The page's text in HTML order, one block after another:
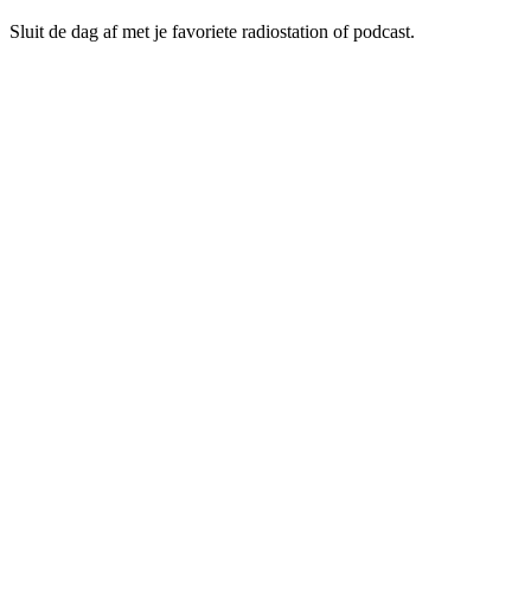
Sluit de dag af met je favoriete radiostation of podcast.